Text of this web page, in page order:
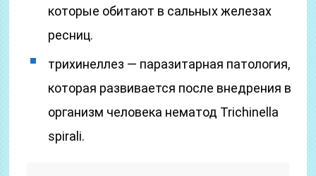
которые обитают в сальных железах
ресниц.
трихинеллез — паразитарная патология,
которая развивается после внедрения в
организм человека нематод Trichinella
spirali.